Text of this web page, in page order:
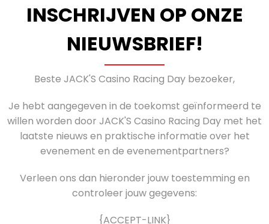
INSCHRIJVEN OP ONZE
NIEUWSBRIEF!
Beste JACK'S Casino Racing Day bezoeker,
Je hebt aangegeven in de toekomst geïnformeerd te
willen worden door JACK'S Casino Racing Day met het
laatste nieuws en praktische informatie over het
evenement en de evenementpartners?
Verleen ons dan hieronder jouw toestemming en
controleer jouw gegevens:
{ACCEPT-LINK}